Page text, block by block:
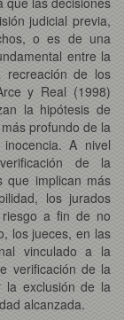
judicial previa,
o es de una
entre la
de los
y Real (1998)
la hipótesis de
profundo de la
A nivel
de la
que implican más
los jurados
riesgo a fin de no
los jueces, en las
vinculado a la
verificación de la
la exclusión de la
alcanzada.